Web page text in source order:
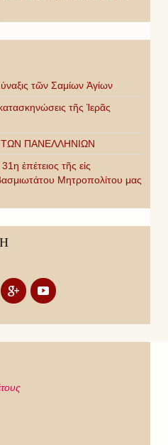
τῶν Σαμίων Ἁγίων
τῆς Ἱερᾶς
ΠΑΝΕΛΛΗΝΙΩΝ
ἐπέτειος τῆς εἰς
Μητροπολίτου μας